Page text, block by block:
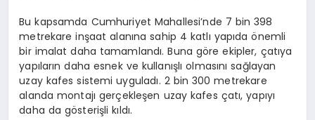
SPOR
TEKNOLOJI
Bu kapsamda Cumhuriyet Mahallesi’nde 7 bin 398
metrekare inşaat alanına sahip 4 katlı yapıda önemli
bir imalat daha tamamlandı. Buna göre ekipler, çatıya
yapıların daha esnek ve kullanışlı olmasını sağlayan
uzay kafes sistemi uyguladı. 2 bin 300 metrekare
alanda montajı gerçekleşen uzay kafes çatı, yapıyı
daha da gösterişli kıldı.